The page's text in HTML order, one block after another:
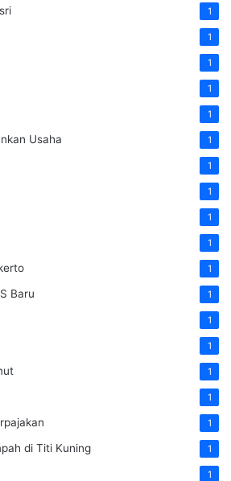
1
1
1
1
1
Usaha 1
1
1
1
1
1
Baru 1
1
1
1
1
1
di Titi Kuning 1
1